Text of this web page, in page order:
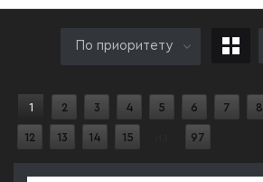
По приоритету
1 2 3 4 5 6 7 8
12 13 14 15 97